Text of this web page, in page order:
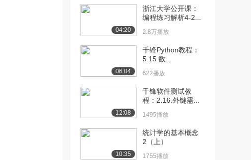
[10] 千锋Java教程：
04_quart...
837播放
15:37
[11] 千锋Java教程：
04_quart...
1316播放
[12] 千锋Java教程：
05_quart...
718播放
06:41
[13] 千锋Java教程：
06:56
04:20
浙江大学公开课：
编程练习解析4-2...
2.8万播放
06:04
千锋Python教程：
5.15 数...
622播放
12:08
千锋软件测试教
程：2.16.外键需...
1495播放
10:35
统计学的基本概念
2（上）
1755播放